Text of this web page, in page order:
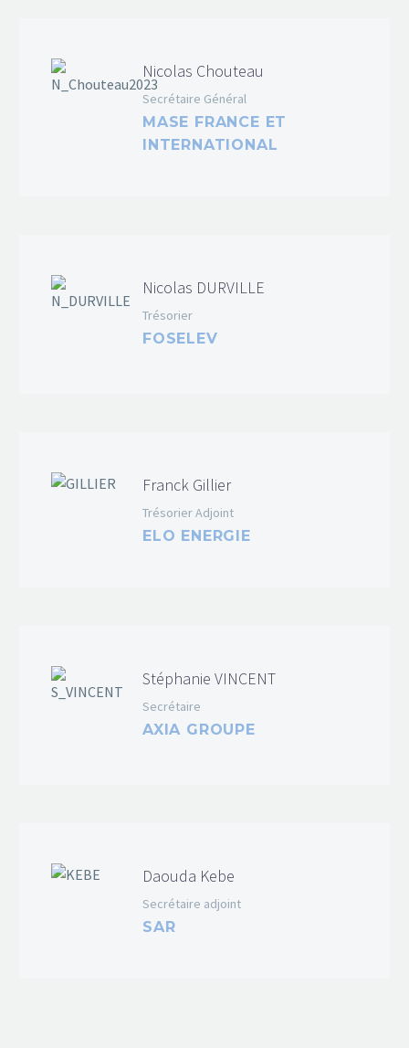
Nicolas Chouteau
Secrétaire Général
MASE FRANCE ET
INTERNATIONAL
Nicolas DURVILLE
Trésorier
FOSELEV
Franck Gillier
Trésorier Adjoint
ELO ENERGIE
Stéphanie VINCENT
Secrétaire
AXIA GROUPE
Daouda Kebe
Secrétaire adjoint
SAR